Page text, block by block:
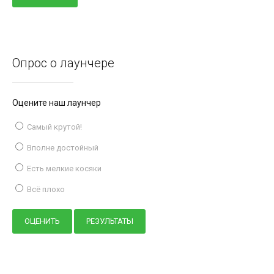
Опрос о лаунчере
Оцените наш лаунчер
Самый крутой!
Вполне достойный
Есть мелкие косяки
Всё плохо